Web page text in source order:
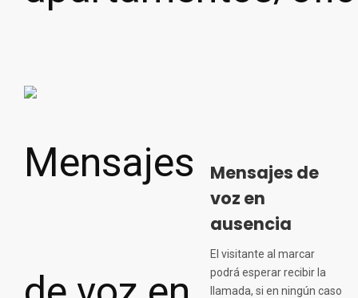
Mensajes de
voz en
ausencia
El visitante al marcar
podrá esperar recibir la
llamada, si en ningún caso